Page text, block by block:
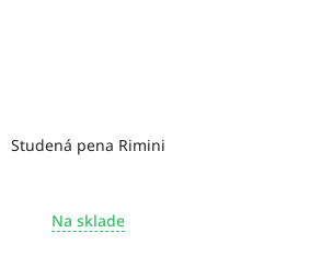
Studená pena Rimini
Na sklade